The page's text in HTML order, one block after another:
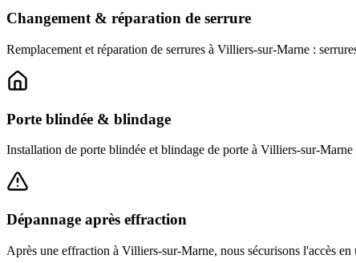
Changement & réparation de serrure
Remplacement et réparation de serrures à Villiers-sur-Marne :
Porte blindée & blindage
Installation de porte blindée et blindage de porte à Villiers-sur-Marne
Dépannage après effraction
Après une effraction à Villiers-sur-Marne, nous sécurisons l'accès